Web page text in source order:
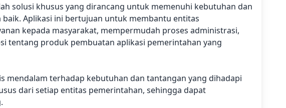
solusi khusus yang dirancang untuk memenuhi kebutuhan dan
Aplikasi ini bertujuan untuk membantu entitas
kepada masyarakat, mempermudah proses administrasi,
tentang produk pembuatan aplikasi pemerintahan yang
mendalam terhadap kebutuhan dan tantangan yang dihadapi
dari setiap entitas pemerintahan, sehingga dapat